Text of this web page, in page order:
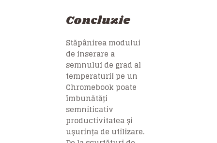
Concluzie
Stăpânirea modului
de inserare a
semnului de grad al
temperaturii pe un
Chromebook poate
îmbunătăți
semnificativ
productivitatea și
ușurința de utilizare.